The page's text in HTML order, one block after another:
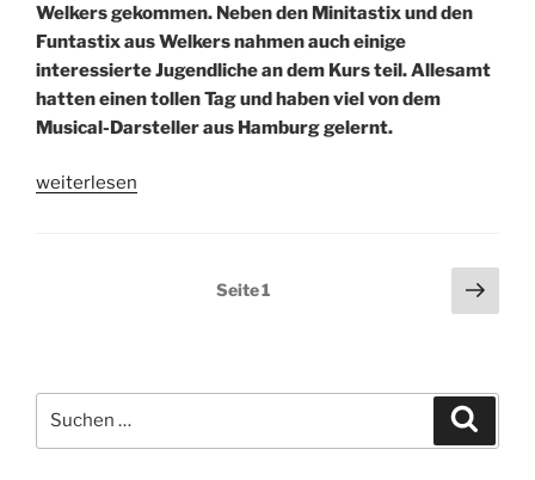
Welkers gekommen. Neben den Minitastix und den
Funtastix aus Welkers nahmen auch einige
interessierte Jugendliche an dem Kurs teil. Allesamt
hatten einen tollen Tag und haben viel von dem
Musical-Darsteller aus Hamburg gelernt.
„Viele
Funtastix
weiterlesen
Seitennummerierung
Seite1
nach: